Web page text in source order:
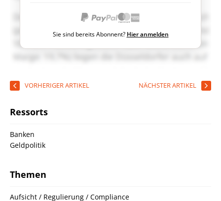
Sie sind bereits Abonnent? Hier anmelden
VORHERIGER ARTIKEL NÄCHSTER ARTIKEL
Ressorts
Banken
Geldpolitik
Themen
Aufsicht / Regulierung / Compliance